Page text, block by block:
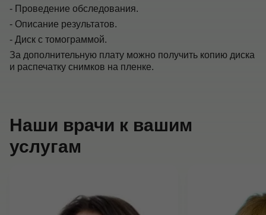
- Проведение обследования.
- Описание результатов.
- Диск с томограммой.
За дополнительную плату можно получить копию диска
и распечатку снимков на пленке.
Наши врачи к вашим
услугам